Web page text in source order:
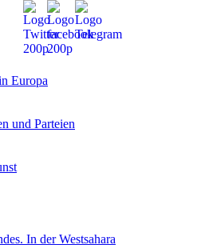
Europa
und Parteien
In der Westsahara